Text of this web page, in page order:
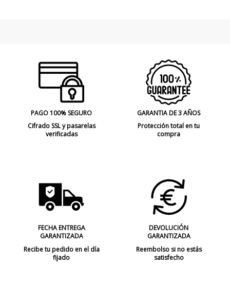
PAGO 100% SEGURO
Cifrado SSL y pasarelas
verificadas
GARANTIA DE 3 AÑOS
Protección total en tu
compra
FECHA ENTREGA
GARANTIZADA
Recibe tu pedido en el día
fijado
DEVOLUCIÓN
GARANTIZADA
Reembolso si no estás
satisfecho